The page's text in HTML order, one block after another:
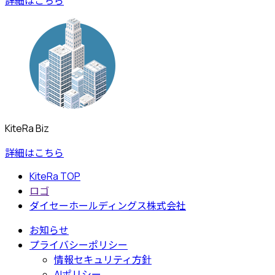
KiteRa Biz
詳細はこちら
KiteRa TOP
ロゴ
ダイセーホールディングス株式会社
お知らせ
プライバシーポリシー
情報セキュリティ方針